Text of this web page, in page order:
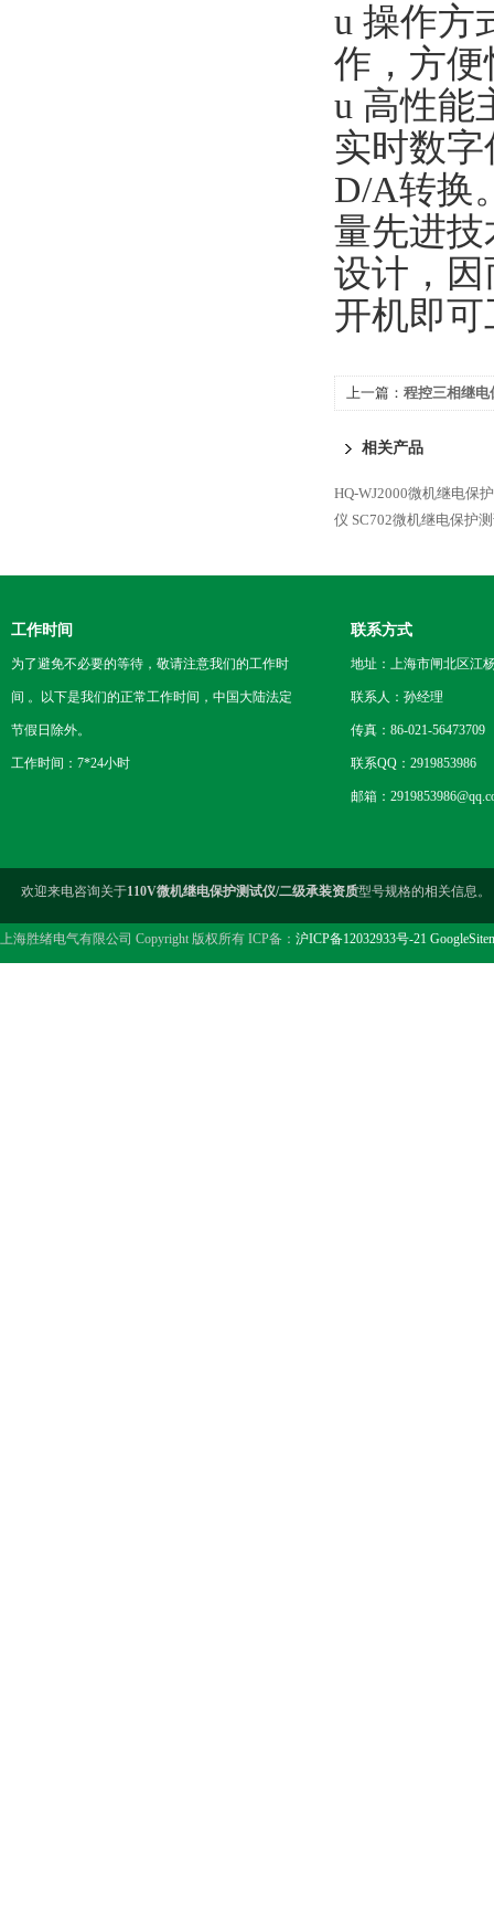
u 操作方
作，方
u 高性能
实时数
D/A转换
量先进
设计，
开机即
上一篇： 程控三相继电
相关产品
HQ-WJ2000微机继电保
仪 SC702微机继电保护
工作时间
为了避免不必要的等待，敬请注意我们的工作时
间 。以下是我们的正常工作时间，中国大陆法定
节假日除外。
工作时间：7*24小时
联系方式
地址：上海市闸北区江
联系人：孙经理
传真：86-021-56473709
联系QQ：2919853986
邮箱：
欢迎来电咨询关于110V微机继电保护测试仪/二级承装资质型号规格的相关信息。
上海胜绪电气有限公司 Copyright 版权所有 ICP备： 沪ICP备12032933号-21